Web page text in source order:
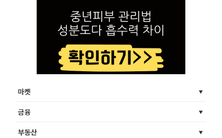
마켓
금융
부동산